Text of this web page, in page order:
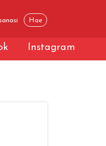
Instagram